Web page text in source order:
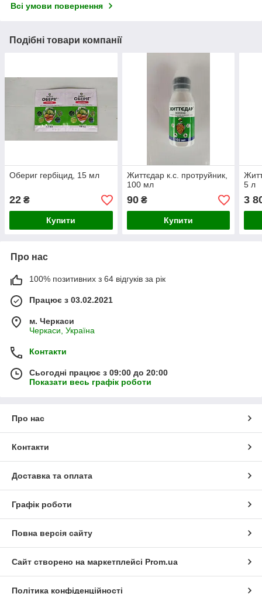
Всі умови повернення
Подібні товари компанії
Обериг гербіцид, 15 мл
22 ₴
Купити
Життєдар к.с. протруйник,
100 мл
90₴
Купити
5 л
3
Про нас
100% позитивних з 64 відгуків за рік
Працює з 03.02.2021
м. Черкаси
Черкаси, Україна
Контакти
Сьогодні працює з 09:00 до 20:00
Показати весь графік роботи
Про нас
Контакти
Доставка та оплата
Графік роботи
Повна версія сайту
Сайт створено на маркетплейсі Prom.ua
Політика конфіденційності